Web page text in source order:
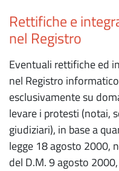
Rettifiche e
nel Registro
Eventuali rettifiche ed
nel Registro
esclusivamente su
levare i protesti (notai,
giudiziari), in base a
legge 18 agosto 2000,
del D.M. 9 agosto